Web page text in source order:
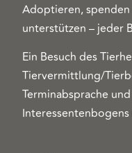
Adoptieren,
unterstützen – jeder
Ein Besuch des
Tiervermittlung/
Terminabsprache